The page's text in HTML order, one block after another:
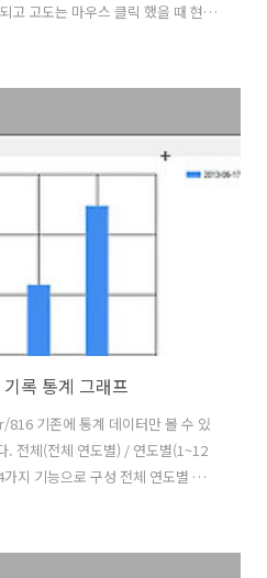
고 고도는 마우스 클릭 했을 때 현재
현재의 고도정보를 반환해준다.
스(CheckBox)로 대체 하였다. 프로
따라 체크여부를 표시 하였으나 설
록 통계 그래프
기존에 통계 데이터만 볼 수 있
. 전체(전체 연도별) / 연도별(1~12
지 기능으로 구성 전체 연도별 전체
를 뒤로 숨기고 그래프를 크게 확장